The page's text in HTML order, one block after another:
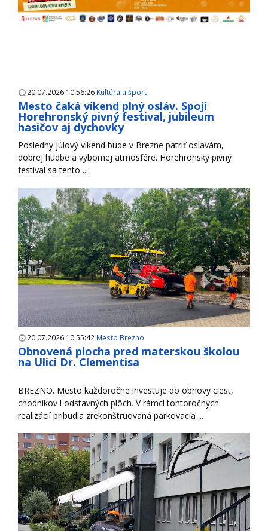
20.07.2026 10:56:26 Kultúra a šport
Mesto čaká víkend plný osláv. Spojí
Horehronský pivný festival, jubileum
hasičov aj dychovky
Posledný júlový víkend bude v Brezne patriť oslavám,
dobrej hudbe a výbornej atmosfére. Horehronský pivný
festival sa tento ...
20.07.2026 10:55:42 Mesto Brezno
Obnovená plocha pred materskou školou
na Ulici Dr. Clementisa
BREZNO. Mesto každoročne investuje do obnovy ciest,
chodníkov i odstavných plôch. V rámci tohtoročných
realizácií pribudla zrekonštruovaná parkovacia ...